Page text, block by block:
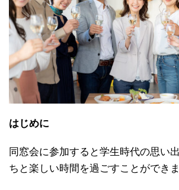
はじめに
同窓会に参加すると学生時代の思い
ちと楽しい時間を過ごすことができま